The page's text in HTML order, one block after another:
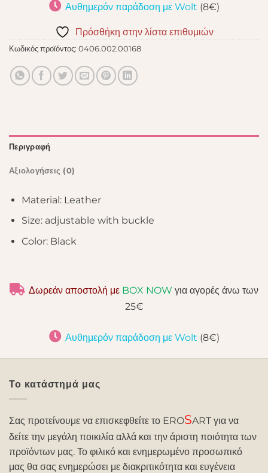
Αυθημερόν παράδοση με Wolt (8€)
Πρόσθήκη στην λίστα επιθυμιών
Κωδικός προϊόντος: 0406.002.00168
Περιγραφή
Αξιολογήσεις (0)
Material:Leather
Size:adjustable with buckle
Color:Black
Δωρεάν αποστολή με BOX NOW για αγορές άνω των
25€
Αυθημερόν παράδοση με Wolt (8€)
Το κατάστημά μας
Σας προτείνουμε να επισκεφθείτε το EROSART για να
δείτε την μεγάλη ποικιλία αλλά και την άριστη ποιότητα των
προϊόντων μας. Το φιλικό και ενημερωμένο προσωπικό
μας θα σας ενημερώσει με διακριτικότητα και ευγένεια